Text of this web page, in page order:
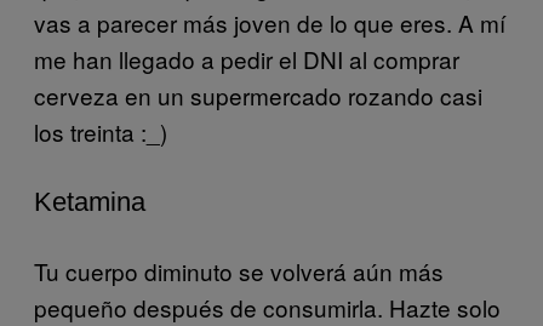
vas a parecer más joven de lo que eres. A mí
me han llegado a pedir el DNI al comprar
cerveza en un supermercado rozando casi
los treinta :_)
Ketamina
Tu cuerpo diminuto se volverá aún más
pequeño después de consumirla. Hazte solo